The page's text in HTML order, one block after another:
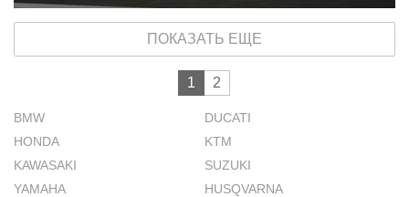
безумного семейства.
ПОКАЗАТЬ ЕЩЕ
1 2
BMW
DUCATI
HONDA
KTM
KAWASAKI
SUZUKI
YAMAHA
HUSQVARNA